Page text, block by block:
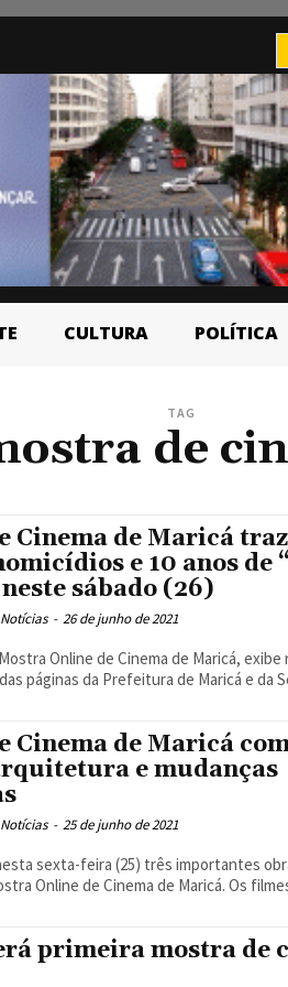
CULTURA POLÍTICA
TAG
de
Cinema de Maricá traz
e 10 anos de
sábado (26)
- 26 de junho de 2021
Online de Cinema de Maricá,
páginas da Prefeitura de Maricá e da
Cinema de Maricá
e mudanças
- 25 de junho de 2021
sexta-feira (25) três importantes
Online de Cinema de Maricá. Os
primeira mostra de